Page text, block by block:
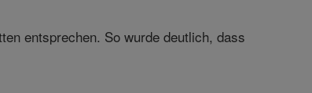
entsprechen. So wurde deutlich, dass